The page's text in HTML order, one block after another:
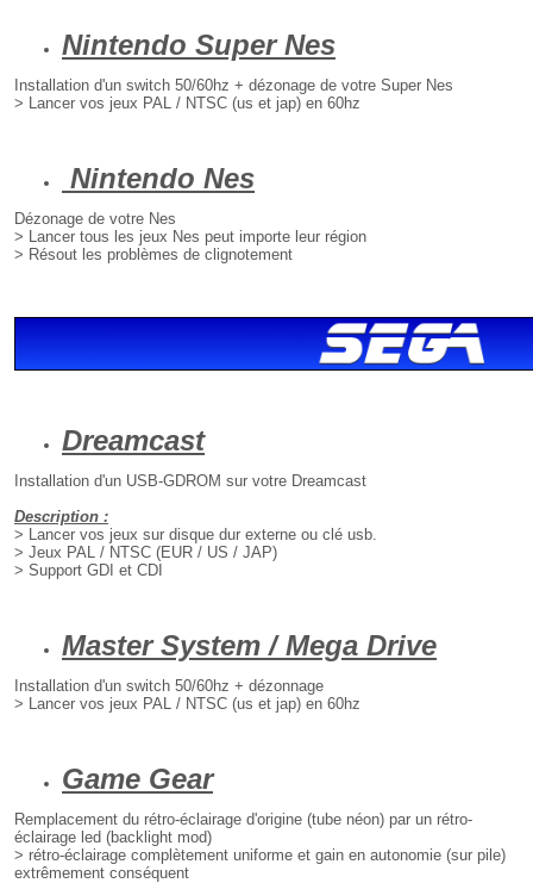
Nintendo Super Nes
Installation d'un switch 50/60hz + dézonage de votre Super Nes
> Lancer vos jeux PAL / NTSC (us et jap) en 60hz
Nintendo Nes
Dézonage de votre Nes
> Lancer tous les jeux Nes peut importe leur région
> Résout les problèmes de clignotement
Dreamcast
Installation d'un USB-GDROM sur votre Dreamcast
Description :
> Lancer vos jeux sur disque dur externe ou clé usb.
> Jeux PAL / NTSC (EUR / US / JAP)
> Support GDI et CDI
Master System / Mega Drive
Installation d'un switch 50/60hz + dézonnage
> Lancer vos jeux PAL / NTSC (us et jap) en 60hz
Game Gear
Remplacement du rétro-éclairage d'origine (tube néon) par un rétro-
éclairage led (backlight mod)
> rétro-éclairage complètement uniforme et gain en autonomie (sur pile)
extrêmement conséquent